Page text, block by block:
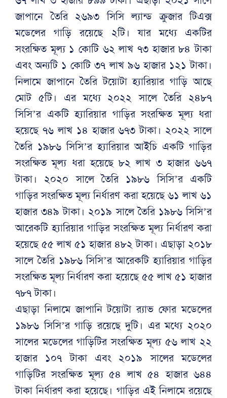
জাপানে তৈরি ২৬৯৩ সিসি ল্যান্ড ক্রুজার টিএক্স
মডেলের গাড়ি রয়েছে ২টি। যার মধ্যে একটির
সংরক্ষিত মূল্য ১ কোটি ৬২ লাখ ৭৩ হাজার ৮৪ টাকা
এবং অন্যটি ১ কোটি ৩৭ লাখ ৯৬ হাজার ১২১ টাকা।
নিলামে জাপানে তৈরি টয়োটা হ্যারিয়ার গাড়ি আছে
মোট ৫টি। এর মধ্যে ২০২২ সালে তৈরি ২৪৮৭
সিসি’র একটি হ্যারিয়ার গাড়ির সংরক্ষিত মূল্য ধরা
হয়েছে ৭৬ লাখ ১৪ হাজার ৬৭৩ টাকা। ২০২২ সালে
তৈরি ১৯৮৬ সিসি’র হ্যারিয়ার আইচি একটি গাড়ির
সংরক্ষিত মূল্য ধরা হয়েছে ৮২ লাখ ৩ হাজার ৬৬৭
টাকা। ২০২০ সালে তৈরি ১৯৮৬ সিসি’র একটি
গাড়ির সংরক্ষিত মূল্য নির্ধারণ করা হয়েছে ৬১ লাখ ৬১
হাজার ৩৪৯ টাকা। ২০১৯ সালে তৈরি ১৯৮৬ সিসি’র
আরেকটি হ্যারিয়ার গাড়ির সংরক্ষিত মূল্য নির্ধারণ করা
হয়েছে ৫৫ লাখ ৫১ হাজার ৪৮২ টাকা। এছাড়া ২০১৮
সালে তৈরি ১৯৮৬ সিসি’র আরেকটি হ্যারিয়ার গাড়ির
সংরক্ষিত মূল্য নির্ধারণ করা হয়েছে ৫৫ লাখ ৫১ হাজার
৭৮৭ টাকা।
এছাড়া নিলামে জাপানি টয়োটা র‌্যাভ ফোর মডেলের
১৯৮৬ সিসি’র গাড়ি রয়েছে দুটি। এর মধ্যে ২০২০
সালের মডেলের গাড়িটির সংরক্ষিত মূল্য ৫৬ লাখ ২২
হাজার ১০৭ টাকা এবং ২০১৯ সালের মডেলের
গাড়িটির সংরক্ষিত মূল্য ৫৪ লাখ ৫৪ হাজার ৬৪৪
টাকা নির্ধারণ করা হয়েছে। গাড়ির এই নিলামে রয়েছে